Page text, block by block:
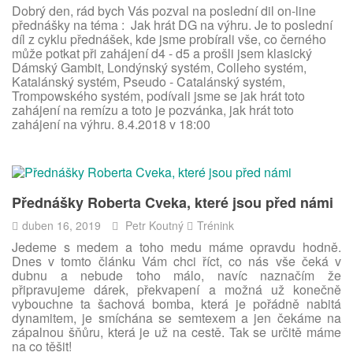
Dobrý den, rád bych Vás pozval na poslední dil on-line
přednášky na téma : Jak hrát DG na výhru. Je to poslední
díl z cyklu přednášek, kde jsme probírali vše, co černého
může potkat při zahájení d4 - d5 a prošli jsem klasický
Dámský Gambit, Londýnský systém, Colleho systém,
Katalánský systém, Pseudo - Catalánský systém,
Trompowského systém, podívali jsme se jak hrát toto
zahájení na remízu a toto je pozvánka, jak hrát toto
zahájení na výhru. 8.4.2018 v 18:00
Přednášky Roberta Cveka, které jsou před námi
duben 16, 2019 Petr Koutný Trénink
Jedeme s medem a toho medu máme opravdu hodně.
Dnes v tomto článku Vám chci říct, co nás vše čeká v
dubnu a nebude toho málo, navíc naznačím že
připravujeme dárek, překvapení a možná už konečně
vybouchne ta šachová bomba, která je pořádně nabitá
dynamitem, je smíchána se semtexem a jen čekáme na
zápalnou šňůru, která je už na cestě. Tak se určitě máme
na co těšit!